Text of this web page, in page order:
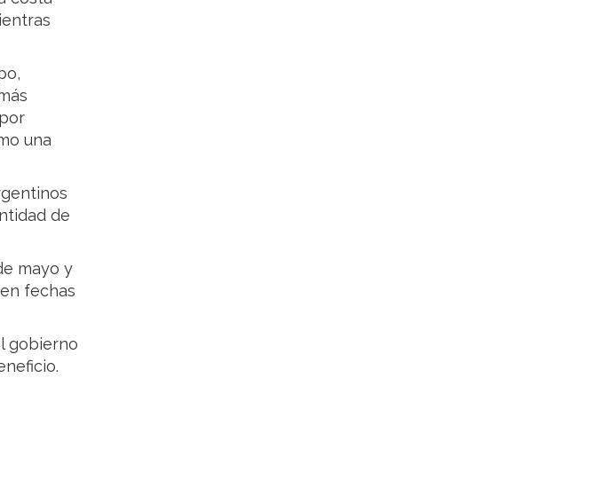
una
de
mayo y
fechas
gobierno